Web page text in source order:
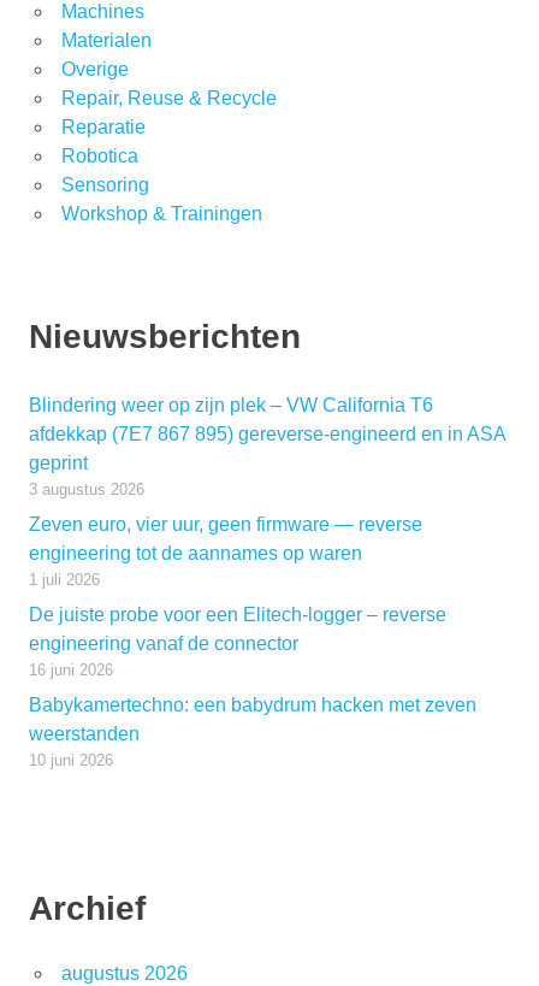
Machines
Materialen
Overige
Repair, Reuse & Recycle
Reparatie
Robotica
Sensoring
Workshop & Trainingen
Nieuwsberichten
Blindering weer op zijn plek – VW California T6
afdekkap (7E7 867 895) gereverse-engineerd en in ASA
geprint
3 augustus 2026
Zeven euro, vier uur, geen firmware — reverse
engineering tot de aannames op waren
1 juli 2026
De juiste probe voor een Elitech-logger – reverse
engineering vanaf de connector
16 juni 2026
Babykamertechno: een babydrum hacken met zeven
weerstanden
10 juni 2026
Archief
augustus 2026